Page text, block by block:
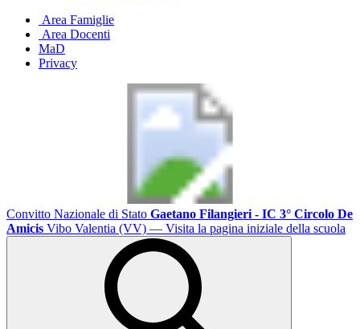
Area Famiglie
Area Docenti
MaD
Privacy
Convitto Nazionale di Stato Gaetano Filangieri - IC 3° Circolo De
Amicis Vibo Valentia (VV) — Visita la pagina iniziale della scuola